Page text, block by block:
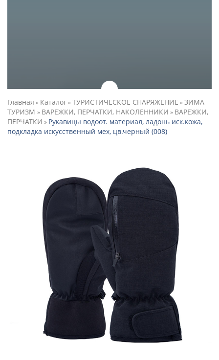
Главная » Каталог»ТУРИСТИЧЕСКОЕ СНАРЯЖЕНИЕ »ЗИМА
ТУРИЗМ » ВАРЕЖКИ, ПЕРЧАТКИ, НАКОЛЕННИКИ » ВАРЕЖКИ,
ПЕРЧАТКИ » Рукавицы водоот. материал, ладонь иск.кожа,
подкладка искусственный мех, цв.черный (008)